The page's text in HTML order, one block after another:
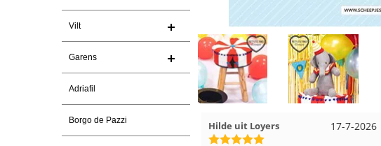
Vilt
Garens
Adriafil
Borgo de Pazzi
Hilde uit Loyers 12-7-2026
Loes uit EMMELOORD